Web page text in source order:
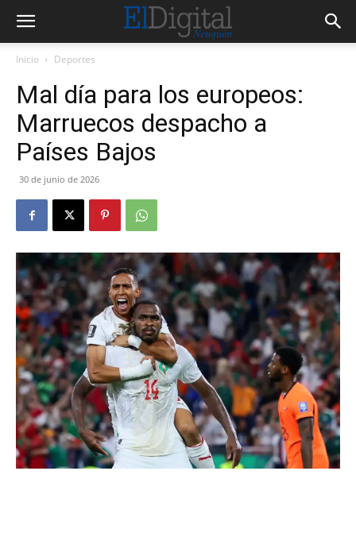
Inicio Deportes
Mal día para los europeos:
Marruecos despacho a
Países Bajos
30 de junio de 2026